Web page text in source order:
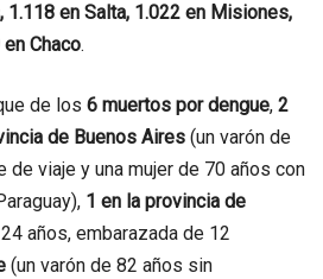
en Salta, 1.022 en Misiones,
Chaco.
de los 6 muertos por dengue, 2
de Buenos Aires (un varón de
de viaje y una mujer de 70 años con
1 en la provincia de
años, embarazada de 12
(un varón de 82 años sin